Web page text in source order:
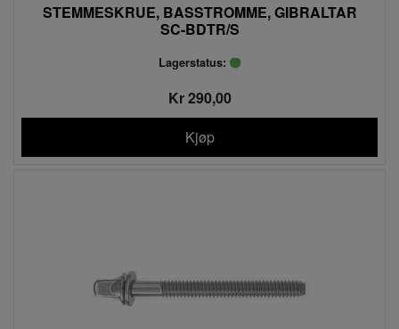
STEMMESKRUE, BASSTROMME, GIBRALTAR
SC-BDTR/S
Lagerstatus:
Kr 290,00
Kjøp